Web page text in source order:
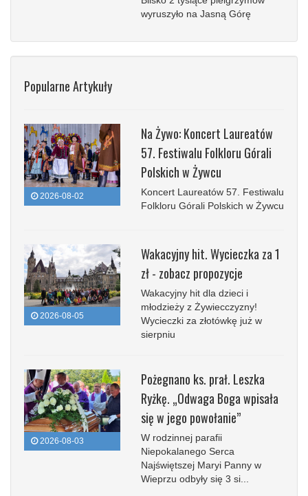
wyruszyło na Jasną Górę
Popularne Artykuły
2026-08-02
Na Żywo: Koncert Laureatów
57. Festiwalu Folkloru Górali
Polskich w Żywcu
Koncert Laureatów 57. Festiwalu
Folkloru Górali Polskich w Żywcu
2026-08-05
Wakacyjny hit. Wycieczka za 1
zł - zobacz propozycje
Wakacyjny hit dla dzieci i
młodzieży z Żywiecczyzny!
Wycieczki za złotówkę już w
sierpniu
2026-08-03
Pożegnano ks. prał. Leszka
Ryżkę. „Odwaga Boga wpisała
się w jego powołanie”
W rodzinnej parafii
Niepokalanego Serca
Najświętszej Maryi Panny w
Wieprzu odbyły się 3 si...